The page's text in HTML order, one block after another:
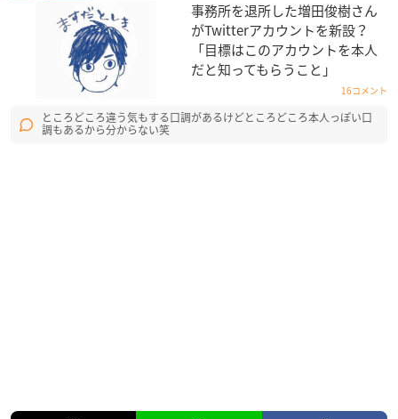
事務所を退所した増田俊樹さん
がTwitterアカウントを新設？
「目標はこのアカウントを本人
だと知ってもらうこと」
16コメント
ところどころ違う気もする口調があるけどところどころ本人っぽい口
調もあるから分からない笑